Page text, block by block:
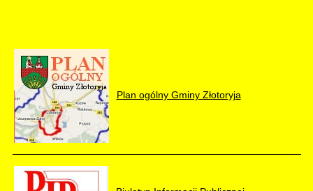
Plan ogólny Gminy Złotoryja